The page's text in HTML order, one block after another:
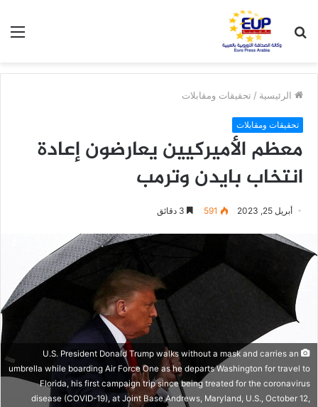
عن
الرئيسية / تحقيقات ومقابلات
تحقيقات ومقابلات
معظم الأميركيين يعارضون إعادة
انتخاب بايدن وترمب
أبريل 25, 2023 591
U.S. President Donald Trump walks without a mask and carries an
umbrella while boarding Air Force One as he departs Washington for travel to
Florida, his first campaign trip since being treated for the coronavirus
disease (COVID-19), at Joint Base Andrews, Maryland, U.S., October 12,